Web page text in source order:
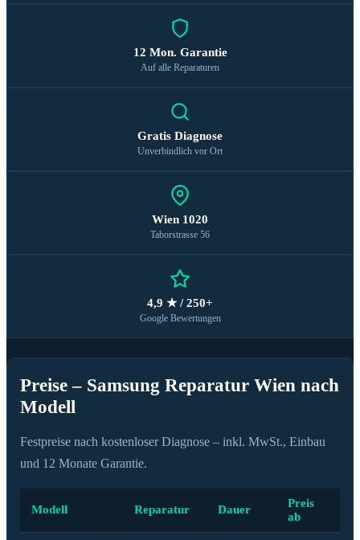
12 Mon. Garantie
Auf alle Reparaturen
Gratis Diagnose
Unverbindlich vor Ort
Wien 1020
Taborstrasse 56
4,9 ★ / 250+
Google Bewertungen
Preise – Samsung Reparatur Wien nach
Modell
Festpreise nach kostenloser Diagnose – inkl. MwSt., Einbau
und 12 Monate Garantie.
Modell Reparatur Dauer
Preis
ab